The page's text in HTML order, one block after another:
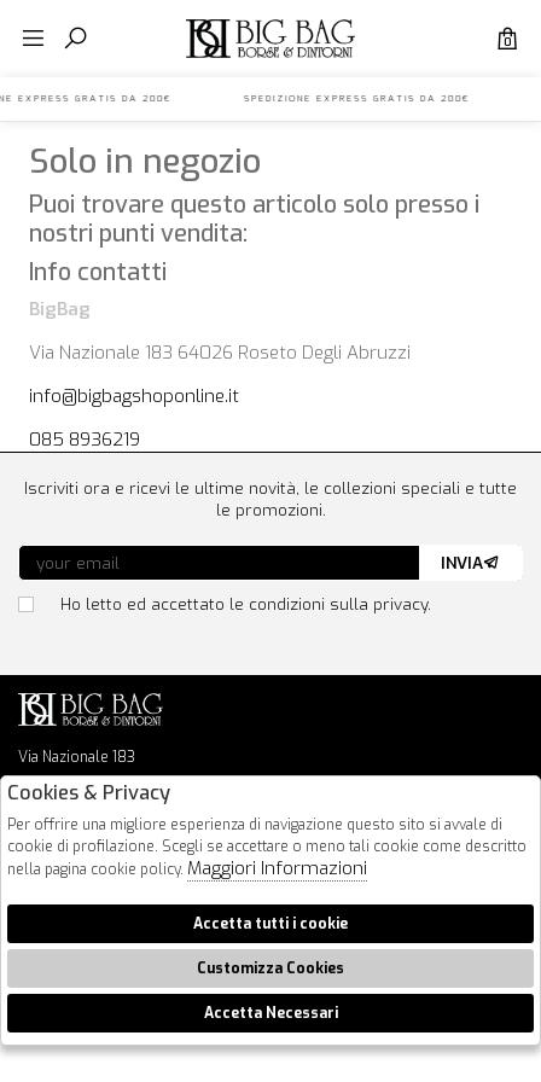
0
EXPRESS GRATIS DA 200€ SPEDIZIONE EXPRESS GRATIS DA
Solo in negozio
Puoi trovare questo articolo solo presso i
nostri punti vendita:
Info contatti
BigBag
Via Nazionale 183 64026 Roseto Degli Abruzzi
info@bigbagshoponline.it
085 8936219
Via Nazionale 183
64026 Roseto Degli Abruzzi
info@bigbagshoponline.it
follow us
Iscriviti ora e ricevi le ultime novità, le collezioni speciali e tutte
le promozioni.
Ho letto ed accettato le condizioni sulla privacy.
INVIA
2026 BigBag - P.iva : 00916940679 Powered by
🍪
Cookies & Privacy
Per offrire una migliore esperienza di navigazione questo sito si avvale di
cookie di profilazione. Scegli se accettare o meno tali cookie come descritto
nella pagina cookie policy. Maggiori Informazioni
Accetta tutti i cookie
Customizza Cookies
Accetta Necessari